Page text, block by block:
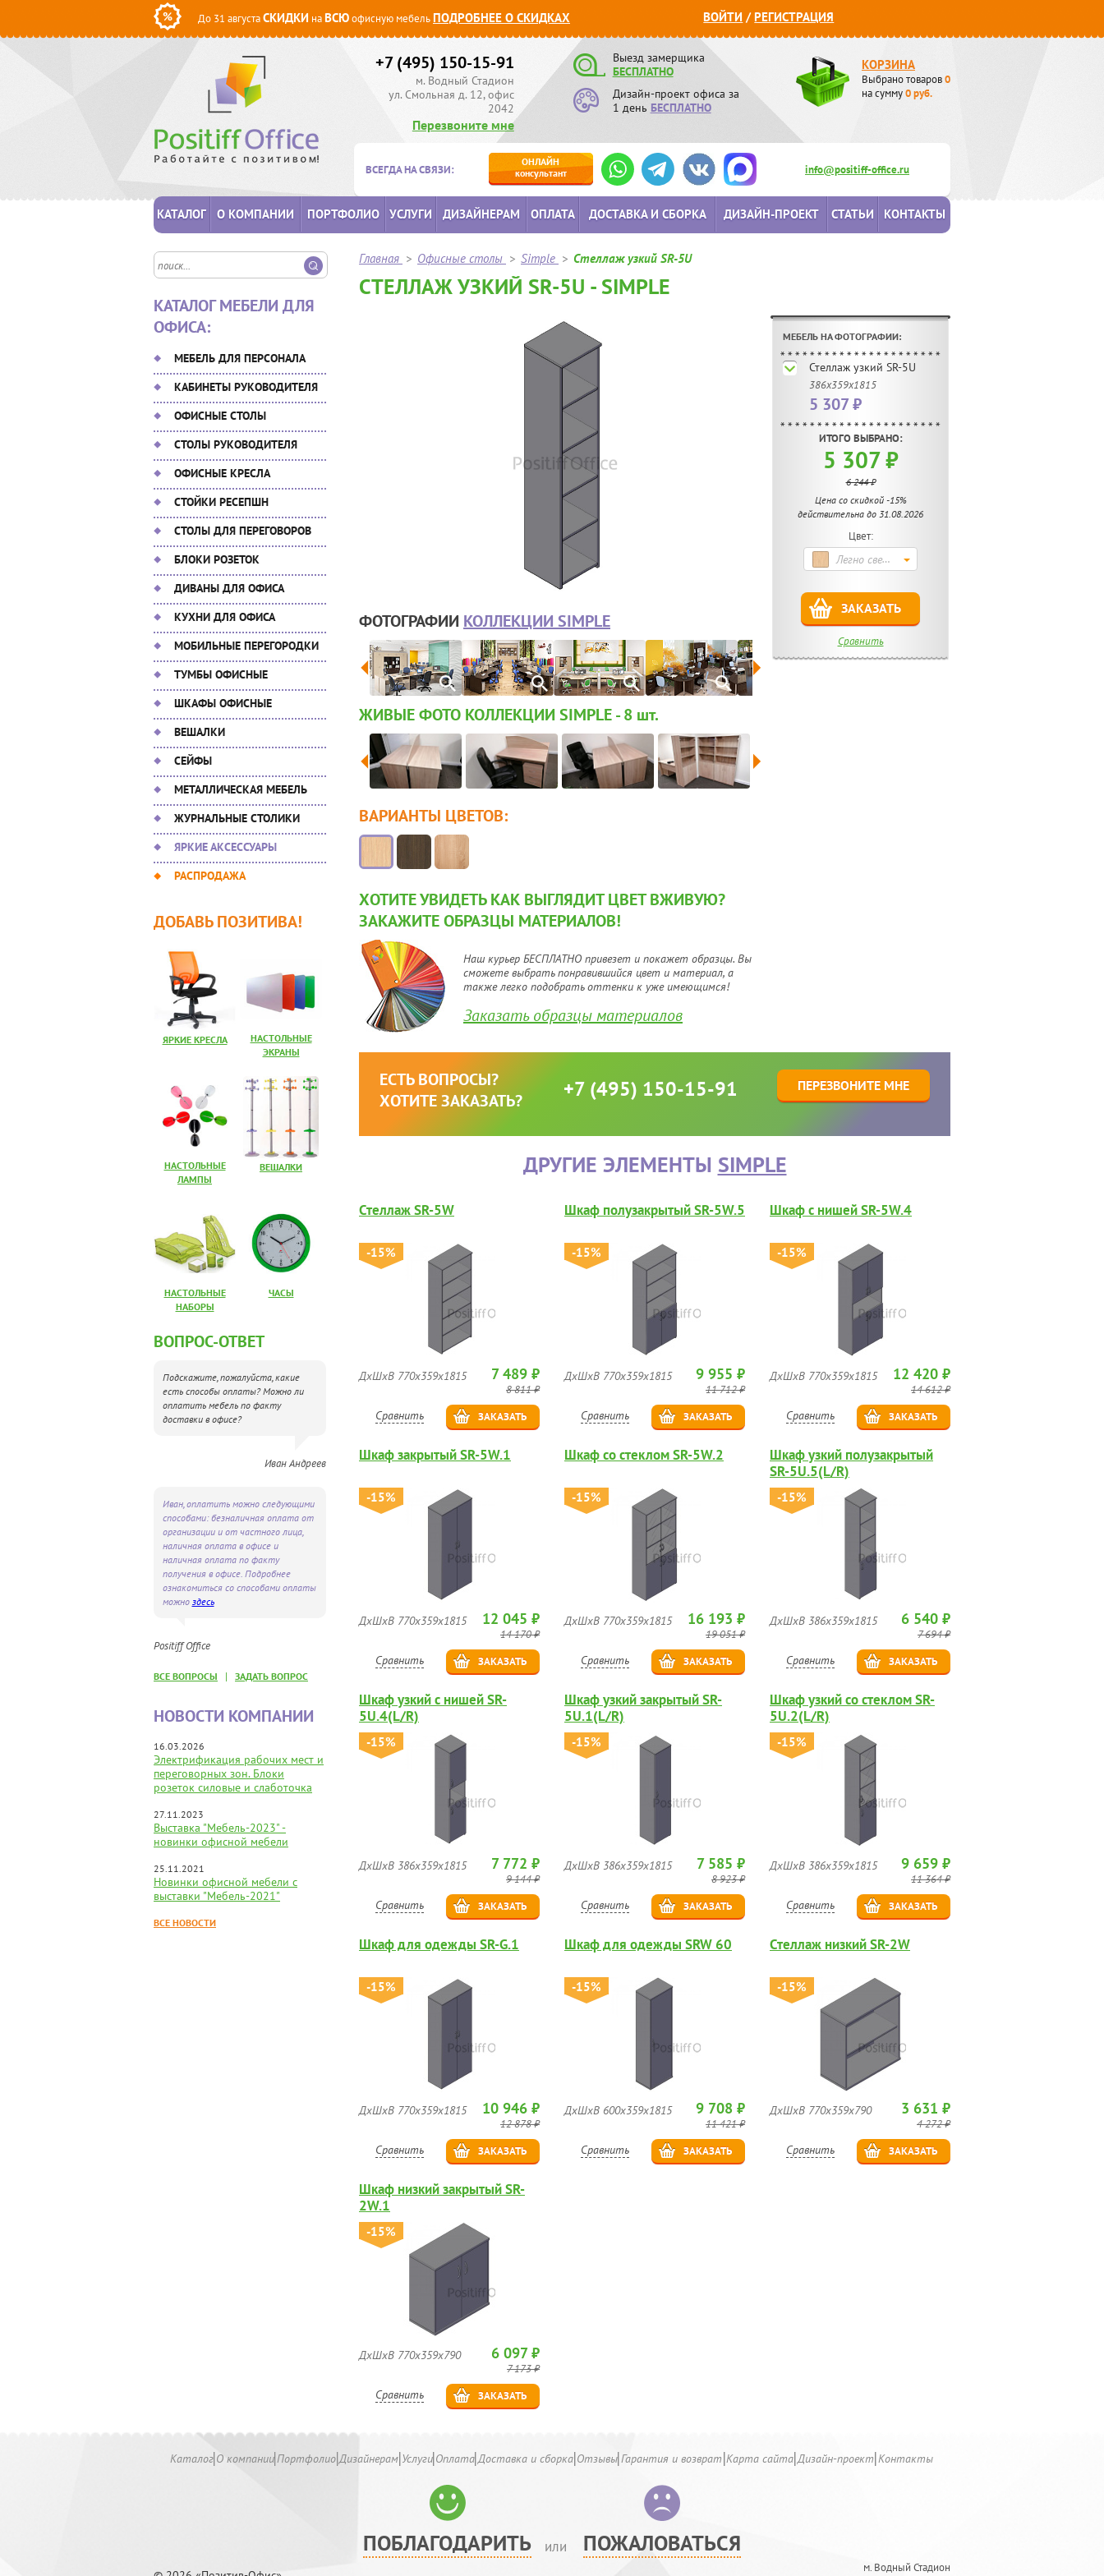
До 31 августаСКИДКИ наВСЮофисную мебельПОДРОБНЕЕ О СКИДКАХ ВОЙТИ /РЕГИСТРАЦИЯ
+7 (495) 150-15-91
м. Водный Стадион
ул. Смольная д. 12, офис
2042
Перезвоните мне
Выезд замерщика
БЕСПЛАТНО
Дизайн-проект офиса за
1 день БЕСПЛАТНО
КОРЗИНА
Выбрано товаров0
на сумму0руб.
ВСЕГДА НА СВЯЗИ:
ОНЛАЙН
консультант
info@positiff-office.ru
КАТАЛОГ О КОМПАНИИ ПОРТФОЛИО УСЛУГИ ДИЗАЙНЕРАМ ОПЛАТА ДОСТАВКА И СБОРКА ДИЗАЙН-ПРОЕКТ СТАТЬИ КОНТАКТЫ
КАТАЛОГ МЕБЕЛИ ДЛЯ
ОФИСА:
МЕБЕЛЬ ДЛЯ ПЕРСОНАЛА
КАБИНЕТЫ РУКОВОДИТЕЛЯ
ОФИСНЫЕ СТОЛЫ
СТОЛЫ РУКОВОДИТЕЛЯ
ОФИСНЫЕ КРЕСЛА
СТОЙКИ РЕСЕПШН
СТОЛЫ ДЛЯ ПЕРЕГОВОРОВ
БЛОКИ РОЗЕТОК
ДИВАНЫ ДЛЯ ОФИСА
КУХНИ ДЛЯ ОФИСА
МОБИЛЬНЫЕ ПЕРЕГОРОДКИ
ТУМБЫ ОФИСНЫЕ
ШКАФЫ ОФИСНЫЕ
ВЕШАЛКИ
СЕЙФЫ
МЕТАЛЛИЧЕСКАЯ МЕБЕЛЬ
ЖУРНАЛЬНЫЕ СТОЛИКИ
ЯРКИЕ АКСЕССУАРЫ
РАСПРОДАЖА
ДОБАВЬ ПОЗИТИВА!
ЯРКИЕ КРЕСЛА
НАСТОЛЬНЫЕ
ЭКРАНЫ
НАСТОЛЬНЫЕ
ЛАМПЫ
ВЕШАЛКИ
НАСТОЛЬНЫЕ
НАБОРЫ
ЧАСЫ
ВОПРОС-ОТВЕТ
Подскажите, пожалуйста, какие
есть способы оплаты? Можно ли
оплатить мебель по факту
доставки в офисе?
Иван Андреев
Иван, оплатить можно следующими
способами: безналичная оплата от
организации и от частного лица,
наличная оплата в офисе и
наличная оплата по факту
получения в офисе. Подробнее
ознакомиться со способами оплаты
можно здесь
Positiff Office
ВСЕ ВОПРОСЫ | ЗАДАТЬ ВОПРОС
НОВОСТИ КОМПАНИИ
16.03.2026
Электрификация рабочих мест и
переговорных зон. Блоки
розеток силовые и слаботочка
27.11.2023
Выставка "Мебель-2023" -
новинки офисной мебели
25.11.2021
Новинки офисной мебели с
выставки "Мебель-2021"
ВСЕ НОВОСТИ
Главная > Офисные столы > Simple > Стеллаж узкий SR-5U
СТЕЛЛАЖ УЗКИЙ SR-5U - SIMPLE
ФОТОГРАФИИ КОЛЛЕКЦИИ SIMPLE
ЖИВЫЕ ФОТО КОЛЛЕКЦИИ SIMPLE - 8 шт.
МЕБЕЛЬ НА ФОТОГРАФИИ:
Стеллаж узкий SR-5U
386х359х1815
5 307 ₽
ИТОГО ВЫБРАНО:
5 307 ₽
6 244 ₽
Цена со скидкой -15%
действительна до 31.08.2026
Цвет:
Легно светлый
ЗАКАЗАТЬ
Сравнить
ВАРИАНТЫ ЦВЕТОВ:
ХОТИТЕ УВИДЕТЬ КАК ВЫГЛЯДИТ ЦВЕТ ВЖИВУЮ?
ЗАКАЖИТЕ ОБРАЗЦЫ МАТЕРИАЛОВ!
Наш курьер БЕСПЛАТНО привезет и покажет образцы. Вы
сможете выбрать понравившийся цвет и материал, а
также легко подобрать оттенки к уже имеющимся!
Заказать образцы материалов
ЕСТЬ ВОПРОСЫ?
ХОТИТЕ ЗАКАЗАТЬ?
+7 (495) 150-15-91 ПЕРЕЗВОНИТЕ МНЕ
ДРУГИЕ ЭЛЕМЕНТЫ SIMPLE
Стеллаж SR-5W
-15%
ДхШхВ 770х359х1815 7 489 ₽
8 811 ₽
Сравнить ЗАКАЗАТЬ
Шкаф полузакрытый SR-5W.5
-15%
ДхШхВ 770х359х1815 9 955 ₽
11 712 ₽
Сравнить ЗАКАЗАТЬ
Шкаф с нишей SR-5W.4
-15%
ДхШхВ 770х359х1815 12 420 ₽
14 612 ₽
Сравнить ЗАКАЗАТЬ
Шкаф закрытый SR-5W.1
-15%
ДхШхВ 770х359х1815 12 045 ₽
14 170 ₽
Сравнить ЗАКАЗАТЬ
Шкаф со стеклом SR-5W.2
-15%
ДхШхВ 770х359х1815 16 193 ₽
19 051 ₽
Сравнить ЗАКАЗАТЬ
Шкаф узкий полузакрытый
SR-5U.5(L/R)
-15%
ДхШхВ 386х359х1815 6 540 ₽
7 694 ₽
Сравнить ЗАКАЗАТЬ
Шкаф узкий с нишей SR-
5U.4(L/R)
-15%
ДхШхВ 386х359х1815 7 772 ₽
9 144 ₽
Сравнить ЗАКАЗАТЬ
Шкаф узкий закрытый SR-
5U.1(L/R)
-15%
ДхШхВ 386х359х1815 7 585 ₽
8 923 ₽
Сравнить ЗАКАЗАТЬ
Шкаф узкий со стеклом SR-
5U.2(L/R)
-15%
ДхШхВ 386х359х1815 9 659 ₽
11 364 ₽
Сравнить ЗАКАЗАТЬ
Шкаф для одежды SR-G.1
-15%
ДхШхВ 770х359х1815 10 946 ₽
12 878 ₽
Сравнить ЗАКАЗАТЬ
Шкаф для одежды SRW 60
-15%
ДхШхВ 600х359х1815 9 708 ₽
11 421 ₽
Сравнить ЗАКАЗАТЬ
Стеллаж низкий SR-2W
-15%
ДхШхВ 770х359х790 3 631 ₽
4 272 ₽
Сравнить ЗАКАЗАТЬ
Шкаф низкий закрытый SR-
2W.1
-15%
ДхШхВ 770х359х790 6 097 ₽
7 173 ₽
Сравнить ЗАКАЗАТЬ
Каталог О компанииПортфолио Дизайнерам Услуги Оплата Доставка и сборка Отзывы Гарантия и возврат Карта сайта Дизайн-проект Контакты
ПОБЛАГОДАРИТЬ или ПОЖАЛОВАТЬСЯ
м. Водный Стадион